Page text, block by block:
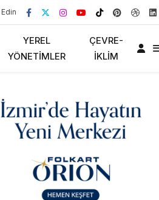
YEREL
YÖNETIMLER
ÇEVRE-
İKLIM